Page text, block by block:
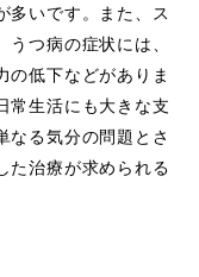
多いです。また、ス
うつ病の症状には、
の低下などがありま
常生活にも大きな支
なる気分の問題とさ
た治療が求められる